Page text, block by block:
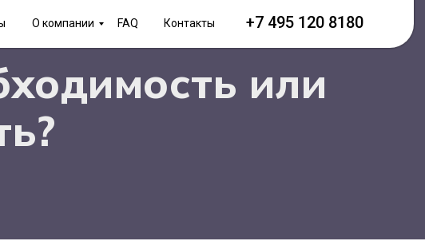
+7 495 120 8180
О компании FAQ Контакты
или